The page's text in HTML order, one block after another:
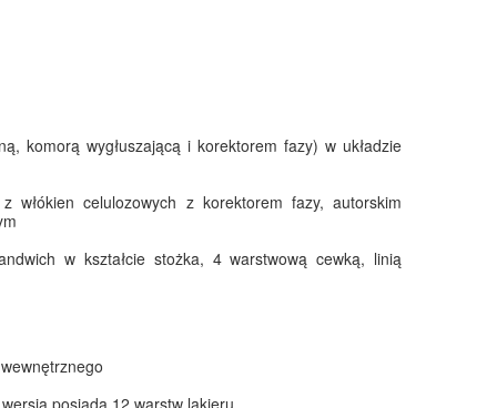
komorą wygłuszającą i korektorem fazy) w układzie
włókien celulozowych z korektorem fazy, autorskim
w kształcie stożka, 4 warstwową cewką, linią
posiada 12 warstw lakieru